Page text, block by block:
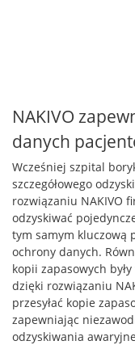
NAKIVO
danych
Wcześniej szpital
szczegółowego
rozwiązaniu NAKIVO
odzyskiwać
tym samym kluczową
ochrony danych.
kopii zapasowych
dzięki rozwiązaniu
przesyłać kopie
zapewniając
odzyskiwania